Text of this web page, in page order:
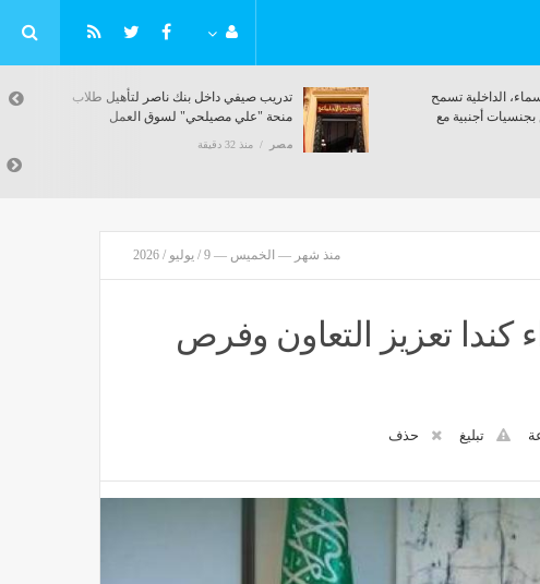
قرار وزاري جديد بالأسماء، الداخلية تسمح
لـ21 مواطنًا بالتجنس بجنسيات أجنبية مع
الاحتفاظ بالمصرية
الآسيوي
منذ شهر — الخميس — 9 / يوليو / 2026
كندا تعزيز التعاون وفرص
تبليغ حذف